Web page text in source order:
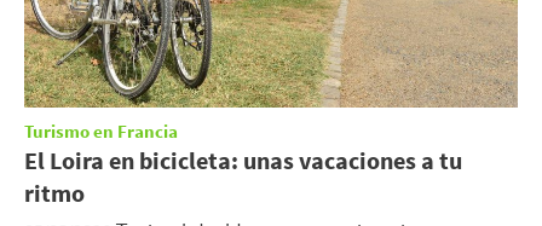
Turismo en Francia
El Loira en bicicleta: unas vacaciones a tu
ritmo